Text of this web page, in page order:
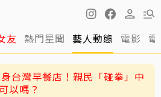
友 熱門星聞 藝人動態 電影
台灣早餐店！親民「碰拳」中
以嗎？